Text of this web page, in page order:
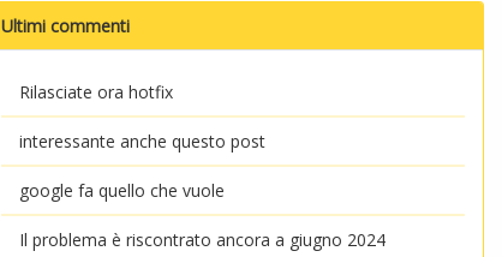
Ultimi commenti
Rilasciate ora hotfix
interessante anche questo post
google fa quello che vuole
Il problema è riscontrato ancora a giugno 2024